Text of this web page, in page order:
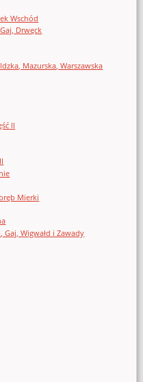
Wschód
Drwęck
Mazurska, Warszawska
II
Mierki
Wigwałd i Zawady